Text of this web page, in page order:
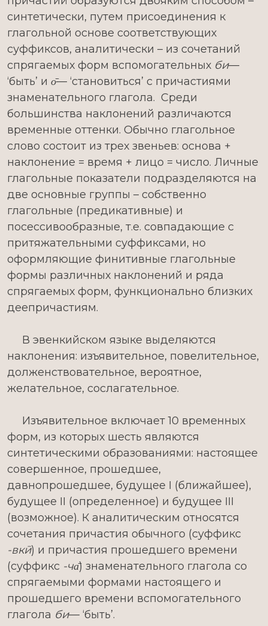
синтетически, путем присоединения к
глагольной основе соответствующих
суффиксов, аналитически – из сочетаний
спрягаемых форм вспомогательных би—
‘быть’ и о̄— ‘становиться’ с причастиями
знаменательного глагола. Среди
большинства наклонений различаются
временные оттенки. Обычно глагольное
слово состоит из трех звеньев: основа +
наклонение = время + лицо = число. Личные
глагольные показатели подразделяются на
две основные группы – собственно
глагольные (предикативные) и
посессивообразные, т.е. совпадающие с
притяжательными суффиксами, но
оформляющие финитивные глагольные
формы различных наклонений и ряда
спрягаемых форм, функционально близких
деепричастиям.
В эвенкийском языке выделяются
наклонения: изъявительное, повелительное,
долженствовательное, вероятное,
желательное, сослагательное.
Изъявительное включает 10 временных
форм, из которых шесть являются
синтетическими образованиями: настоящее
совершенное, прошедшее,
давнопрошедшее, будущее I (ближайшее),
будущее II (определенное) и будущее III
(возможное). К аналитическим относятся
сочетания причастия обычного (суффикс
-вкӣ) и причастия прошедшего времени
(суффикс -ча̄) знаменательного глагола со
спрягаемыми формами настоящего и
прошедшего времени вспомогательного
глагола би— ‘быть’.